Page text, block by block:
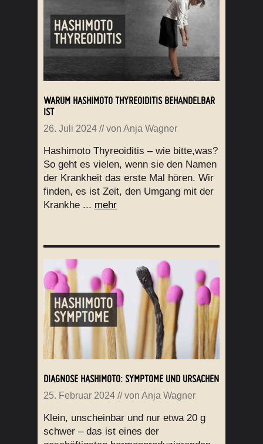
WARUM HASHIMOTO THYREOIDITIS BEHANDELBAR
IST
26. Juli 2024 // von Anja Wagner
Hashimoto Thyreoiditis – wie bitte,was?
So geht es vielen, wenn sie den Namen
der Krankheit das erste Mal hören. Wir
finden, es ist Zeit, den Umgang mit der
Krankhe ... mehr
DIAGNOSE HASHIMOTO: SYMPTOME UND URSACHEN
25. Februar 2024 // von Anja Wagner
Klein, unscheinbar und nur etwa 20 g
schwer – das ist eines der